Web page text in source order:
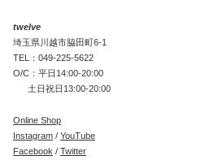
twelve
埼玉県川越市脇田町6-1
TEL：049-225-5622
O/C：平日14:00-20:00
土日祝日13:00-20:00
Online Shop
Instagram / YouTube
Facebook / Twitter